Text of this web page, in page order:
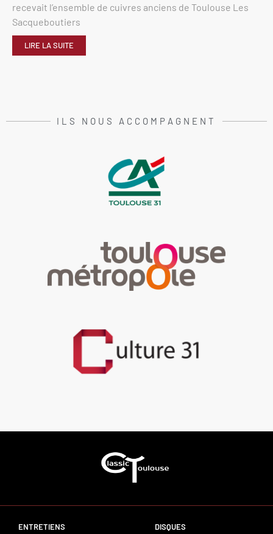
recevait l’ensemble de cuivres anciens de Toulouse Les
Sacqueboutiers
LIRE LA SUITE
ILS NOUS ACCOMPAGNENT
ENTRETIENS DISQUES